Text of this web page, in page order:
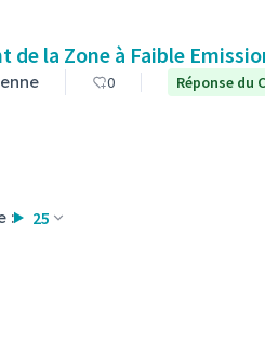
de la Zone à Faible
0 Réponse du
: 25